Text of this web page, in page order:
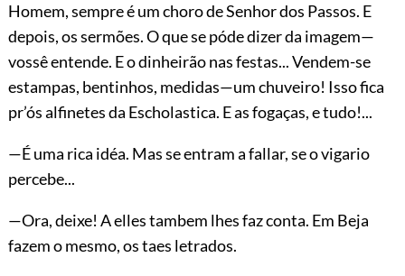
Homem, sempre é um choro de Senhor dos Passos. E
depois, os sermões. O que se póde dizer da imagem—
vossê entende. E o dinheirão nas festas... Vendem-se
estampas, bentinhos, medidas—um chuveiro! Isso fica
pr’ós alfinetes da Escholastica. E as fogaças, e tudo!...
—É uma rica idéa. Mas se entram a fallar, se o vigario
percebe...
—Ora, deixe! A elles tambem lhes faz conta. Em Beja
fazem o mesmo, os taes letrados.